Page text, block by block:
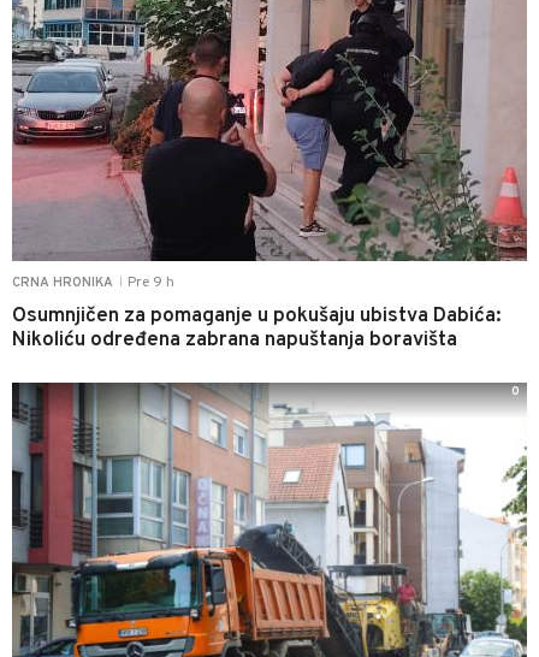
CRNA HRONIKA Pre 9 h
Osumnjičen za pomaganje u pokušaju ubistva Dabića:
Nikoliću određena zabrana napuštanja boravišta
0